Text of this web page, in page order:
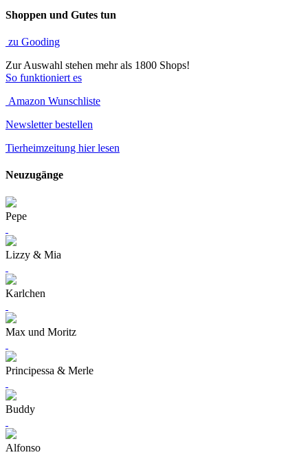
Shoppen und Gutes tun
zu Gooding
Zur Auswahl stehen mehr als 1800 Shops!
So funktioniert es
Amazon Wunschliste
Newsletter bestellen
Tierheimzeitung hier lesen
Neuzugänge
Pepe
Lizzy & Mia
Karlchen
Max und Moritz
Principessa & Merle
Buddy
Alfonso